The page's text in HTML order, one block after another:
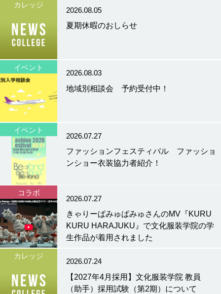
カレッジ
2026.08.05
夏期休暇のおしらせ
イベント
2026.08.03
地域別相談会 予約受付中！
イベント
2026.07.27
ファッションフェスティバル ファッショ
ンショー衣装協力者紹介！
コラボ
2026.07.27
きゃりーぱみゅぱみゅさんのMV『KURU
KURU HARAJUKU』で文化服装学院の学
生作品が着用されました
カレッジ
2026.07.24
【2027年4月採用】文化服装学院 教員
（助手）採用試験（第2期）について